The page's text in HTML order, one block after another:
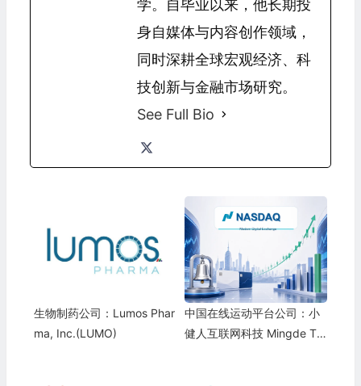
学。自毕业以来，他长期投
身自媒体与内容创作领域，
同时深耕全球宏观经济、科
技创新与金融市场研究。
See Full Bio
生物制药公司：Lumos Phar
ma, Inc.(LUMO)
中国在线运动平台公司：小
健人互联网科技 Mingde Te